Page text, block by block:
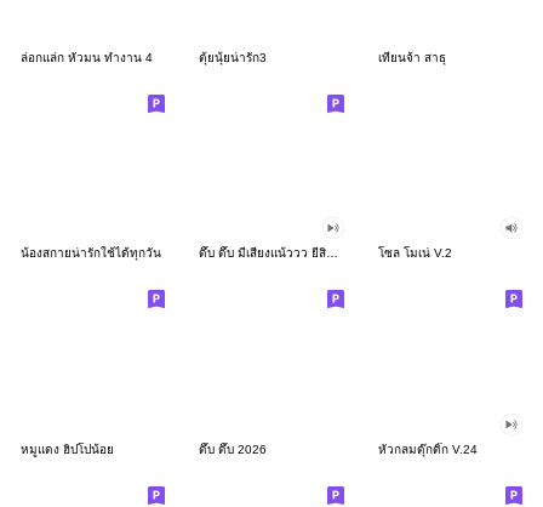
ล่อกแล่ก หัวมน ทำงาน 4 ตุ้ยนุ้ยน่ารัก3 เทียนจ้า สาธุ
น้องสกายน่ารักใช้ได้ทุกวัน ดึ๊บ ดึ๊บ มีเสียงแน้ววว ยี่สิบสอง โซล โมเน่ V.2
หมูแดง ฮิปโปน้อย ดึ๊บ ดึ๊บ 2026 หัวกลมดุ๊กดิ๊ก V.24